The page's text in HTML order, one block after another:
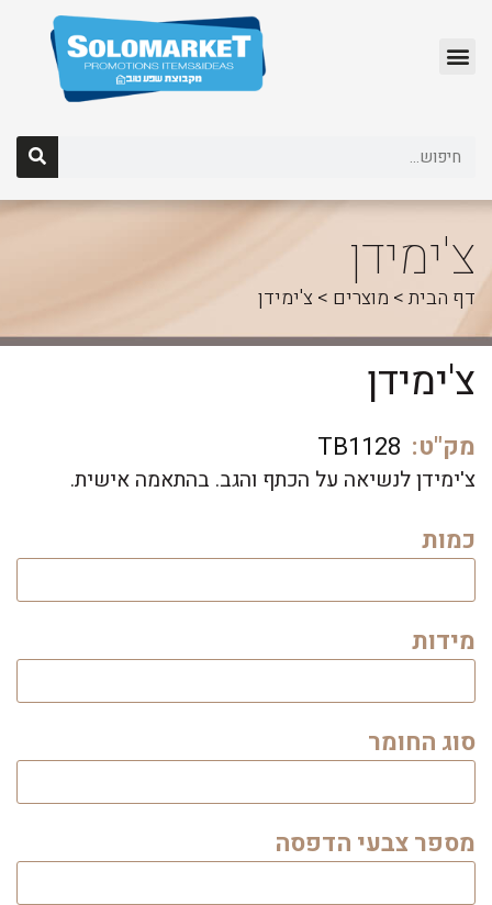
צ'ימידן
דף הבית> מוצרים > צ'ימידן
צ'ימידן
מק"ט: TB1128
צ'ימידן לנשיאה על הכתף והגב. בהתאמה אישית.
כמות
מידות
סוג החומר
מספר צבעי הדפסה